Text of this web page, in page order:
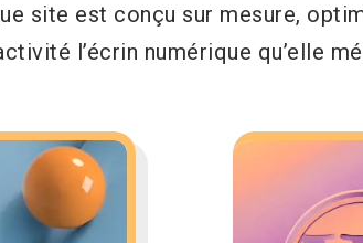
site est conçu sur mesure,
l’écrin numérique qu’elle